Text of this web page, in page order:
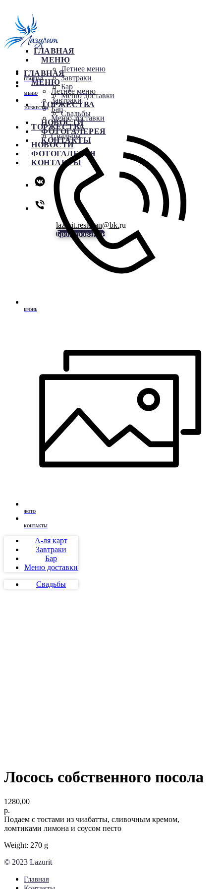
ГЛАВНАЯ
МЕНЮ
Летнее меню
Завтраки
Бар
Меню доставки
ТОРЖЕСТВА
Свадьбы
НОВОСТИ
ФОТОГАЛЕРЕЯ
КОНТАКТЫ
lazurit.restoran@bk.ru
Бронирование
ГЛАВНАЯ
МЕНЮ
Летнее меню
Завтраки
Бар
Меню доставки
ТОРЖЕСТВА
Свадьбы
НОВОСТИ
ФОТОГАЛЕРЕЯ
КОНТАКТЫ
ГЛАВНАЯ
МЕНЮ
ТОРЖЕСТВА
БРОНЬ
ФОТО
КОНТАКТЫ
А-ля карт
Завтраки
Бар
Меню доставки
Свадьбы
Лосось собственного посола
1280,00
р.
Подаем с тостами из чиабатты, сливочным кремом,
ломтиками лимона и соусом песто
Weight: 270 g
© 2023 Lazurit
Главная